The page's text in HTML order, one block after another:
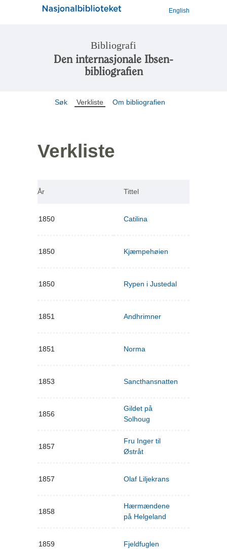
English
Bibliografi
Den internasjonale Ibsen-
bibliografien
Søk Verkliste Om bibliografien
Verkliste
År Tittel
1850 Catilina
1850 Kjæmpehøien
1850 Rypen i Justedal
1851 Andhrimner
1851 Norma
1853 Sancthansnatten
1856
Gildet på
Solhoug
1857
Fru Inger til
Østråt
1857 Olaf Liljekrans
1858
Hærmændene
på Helgeland
1859 Fjeldfuglen